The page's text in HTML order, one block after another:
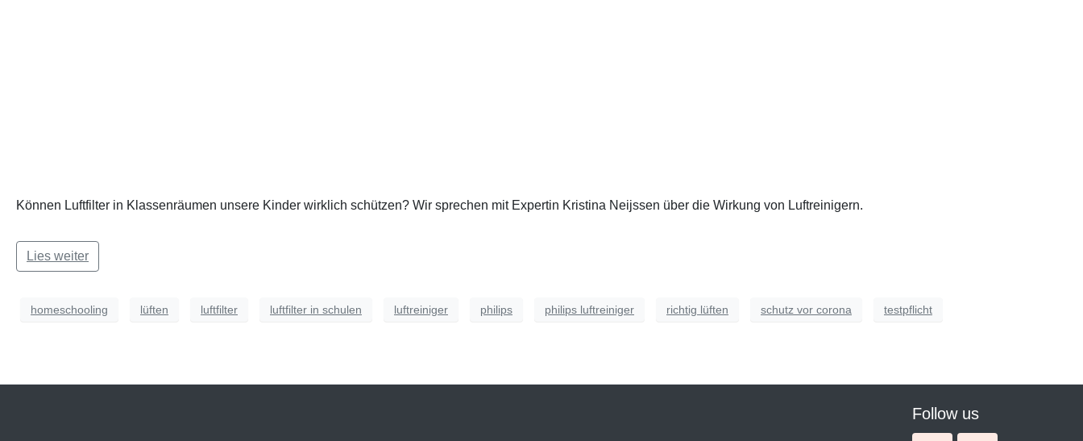
Können Luftfilter in Klassenräumen unsere Kinder wirklich schützen? Wir sprechen mit Expertin Kristina Neijssen über die Wirkung von Luftreinigern.
Lies weiter
homeschooling lüften luftfilter luftfilter in schulen luftreiniger philips philips luftreiniger richtig lüften schutz vor corona testpflicht
Follow us